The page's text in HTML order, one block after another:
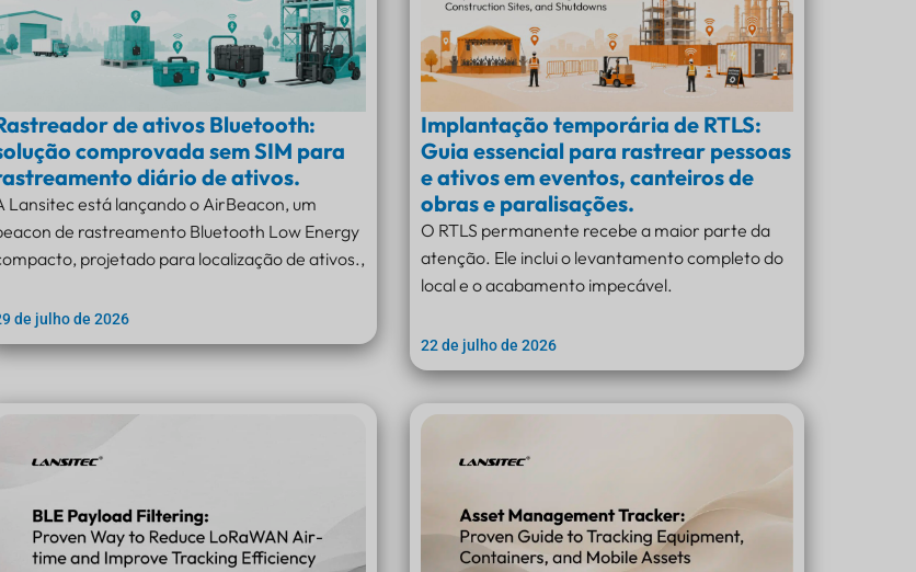
de ativos Bluetooth:
comprovada sem SIM para
diário de ativos.
Lansitec está lançando o AirBeacon, um
de rastreamento Bluetooth Low Energy
projetado para localização de ativos.,
de julho de 2026
Implantação temporária de RTLS:
Guia essencial para rastrear pessoas
e ativos em eventos, canteiros de
obras e paralisações.
O RTLS permanente recebe a maior parte da
atenção. Ele inclui o levantamento completo do
local e o acabamento impecável.
22 de julho de 2026